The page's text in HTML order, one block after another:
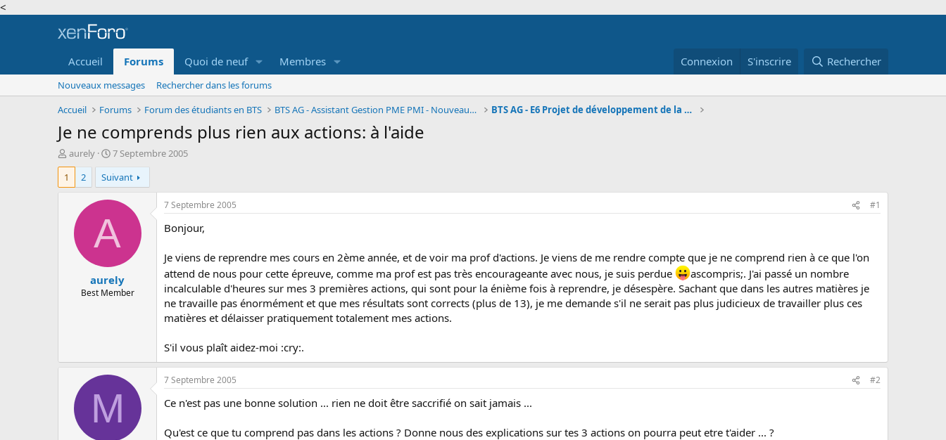
<
Accueil Forums Quoi de neuf Membres Connexion S'inscrire Rechercher
Nouveaux messages
Rechercher dans les forums
Accueil
Forums Forum des étudiants en BTS BTS AG - Assistant Gestion PME PMI - Nouveau référ BTS AG - E6 Projet de développement de la PME
Je ne comprends plus rien aux actions: à l'aide
A
u
e
aurely
D
a
t
e
d
d
é
u
t
7 Septembre 2005
1
2 Suivant
A
aurely
Best Member
7 Septembre 2005 #1
Bonjour,
Je viens de reprendre mes cours en 2ème année, et de voir ma prof d'actions. Je viens de me rendre compte que je ne comprend rien à ce que l'on
attend de nous pour cette épreuve, comme ma prof est pas très encourageante avec nous, je suis perdue
ascompris;. J'ai passé un nombre
incalculable d'heures sur mes 3 premières actions, qui sont pour la énième fois à reprendre, je désespère. Sachant que dans les autres matières je
ne travaille pas énormément et que mes résultats sont corrects (plus de 13), je me demande s'il ne serait pas plus judicieux de travailler plus ces
matières et délaisser pratiquement totalement mes actions.
S'il vous plaît aidez-moi :cry:.
M
7 Septembre 2005 #2
Ce n'est pas une bonne solution ... rien ne doit être saccrifié on sait jamais ...
Qu'est ce que tu comprend pas dans les actions ? Donne nous des explications sur tes 3 actions on pourra peut etre t'aider ... ?